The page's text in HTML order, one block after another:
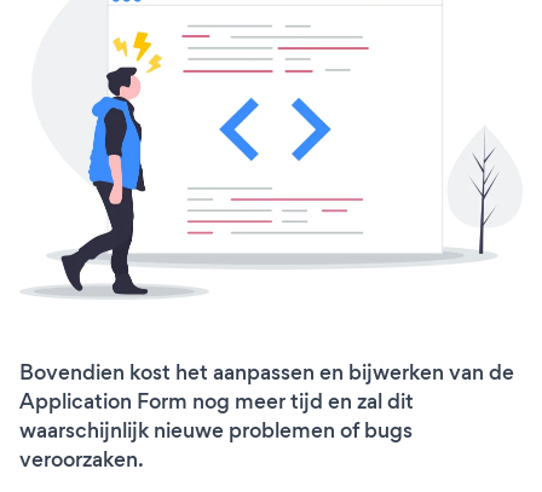
Bovendien kost het aanpassen en bijwerken van de
Application Form nog meer tijd en zal dit
waarschijnlijk nieuwe problemen of bugs
veroorzaken.